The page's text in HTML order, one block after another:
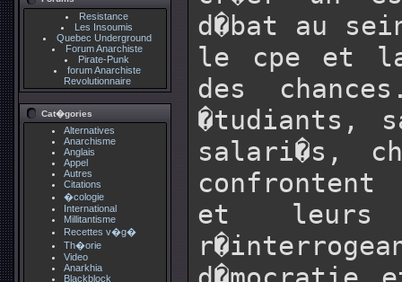
Resistance
Les Insoumis
Quebec Underground
Forum Anarchiste
Pirate-Punk
forum Anarchiste
Revolutionnaire
Cat�gories
Alternatives
Anarchisme
Anglais
Appel
Autres
Citations
�cologie
International
Millitantisme
Recettes v�g�
Th�orie
Video
Anarkhia
Blackblock
d�bat au
le cpe et
des
�tudiants,
salari�s,
et leurs